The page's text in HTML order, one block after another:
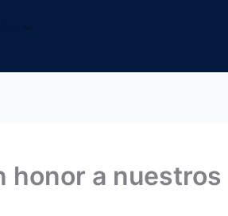
honor a nuestros